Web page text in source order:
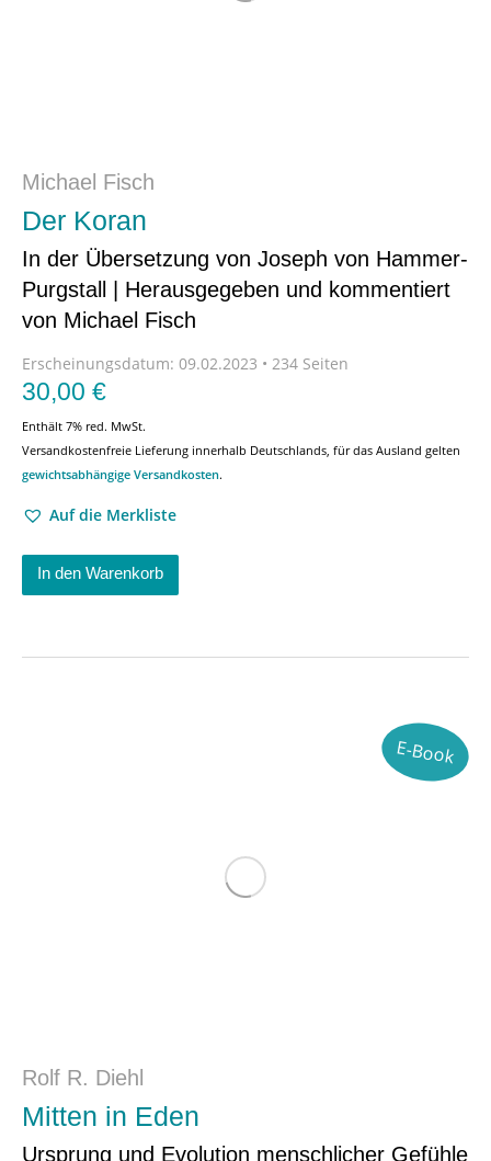
Michael Fisch
Der Koran
In der Übersetzung von Joseph von Hammer-
Purgstall | Herausgegeben und kommentiert
von Michael Fisch
Erscheinungsdatum: 09.02.2023 • 234 Seiten
30,00 €
Enthält 7% red. MwSt.
Versandkostenfreie Lieferung innerhalb Deutschlands, für das Ausland gelten
gewichtsabhängige Versandkosten.
Auf die Merkliste
In den Warenkorb
E-Book
Rolf R. Diehl
Mitten in Eden
Ursprung und Evolution menschlicher Gefühle